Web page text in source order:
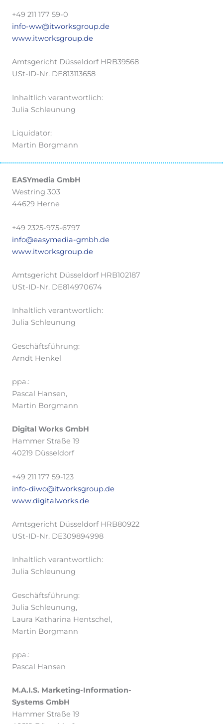
+49 211 177 59-0
info-ww@itworksgroup.de
www.itworksgroup.de
Amtsgericht Düsseldorf HRB39568
USt-ID-Nr. DE813113658
Inhaltlich verantwortlich:
Julia Schleunung
Liquidator:
Martin Borgmann
EASYmedia GmbH
Westring 303
44629 Herne
+49 2325-975-6797
info@easymedia-gmbh.de
www.itworksgroup.de
Amtsgericht Düsseldorf HRB102187
USt-ID-Nr. DE814970674
Inhaltlich verantwortlich:
Julia Schleunung
Geschäftsführung:
Arndt Henkel
ppa.:
Pascal Hansen,
Martin Borgmann
Digital Works GmbH
Hammer Straße 19
40219 Düsseldorf
+49 211 177 59-123
info-diwo@itworksgroup.de
www.digitalworks.de
Amtsgericht Düsseldorf HRB80922
USt-ID-Nr. DE309894998
Inhaltlich verantwortlich:
Julia Schleunung
Geschäftsführung:
Julia Schleunung,
Laura Katharina Hentschel,
Martin Borgmann
ppa.:
Pascal Hansen
M.A.I.S. Marketing-Information-
Systems GmbH
Hammer Straße 19